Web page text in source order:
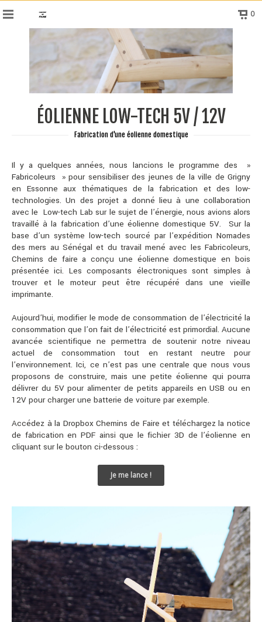
0
ÉOLIENNE LOW-TECH 5V / 12V
Fabrication d'une éolienne domestique
Il y a quelques années, nous lancions le programme des »
Fabricoleurs » pour sensibiliser des jeunes de la ville de Grigny
en Essonne aux thématiques de la fabrication et des low-
technologies. Un des projet a donné lieu à une collaboration
avec le Low-tech Lab sur le sujet de l’énergie, nous avions alors
travaillé à la fabrication d’une éolienne domestique 5V.
Sur la
base d’un système low-tech sourcé par l’expédition Nomades
des mers au Sénégal et du travail mené avec les Fabricoleurs,
Chemins de faire a conçu une éolienne domestique en bois
présentée ici. Les composants électroniques sont simples à
trouver et le moteur peut être récupéré dans une vieille
imprimante.
Aujourd’hui, modifier le mode de consommation de l’électricité la
consommation que l’on fait de l’électricité est primordial. Aucune
avancée scientifique ne permettra de soutenir notre niveau
actuel de consommation tout en restant neutre pour
l’environnement. Ici, ce n’est pas une centrale que nous vous
proposons de construire, mais une petite éolienne qui pourra
délivrer du 5V pour alimenter de petits appareils en USB ou en
12V pour charger une batterie de voiture par exemple.
Accédez à la Dropbox Chemins de Faire et téléchargez la notice
de fabrication en PDF ainsi que le fichier 3D de l’éolienne en
cliquant sur le bouton ci-dessous :
Je me lance !